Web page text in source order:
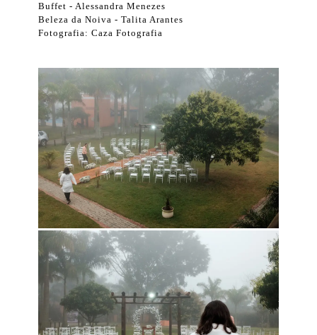
Buffet - Alessandra Menezes
Beleza da Noiva - Talita Arantes
Fotografia: Caza Fotografia